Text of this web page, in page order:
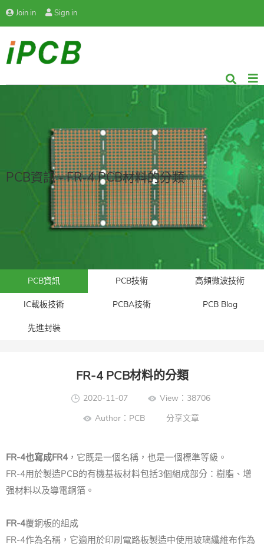
Join in Sign in
PCB資訊 - FR-4 PCB材料的分類
PCB資訊 PCB技術 高頻微波技術
IC載板技術 PCBA技術 PCB Blog
先進封裝​
FR-4 PCB材料的分類
2020-11-07
View：38706
Author：PCB 分享文章
FR-4也寫成FR4 ，它既是一個名稱，也是一個標準等級。
FR-4用於製造PCB的有機基板材料包括3個組成部分：樹脂、增
强材料以及導電銅箔。
FR-4覆銅板的組成
FR-4作為名稱，它適用於印刷電路板製造中使用玻璃纖維布作為